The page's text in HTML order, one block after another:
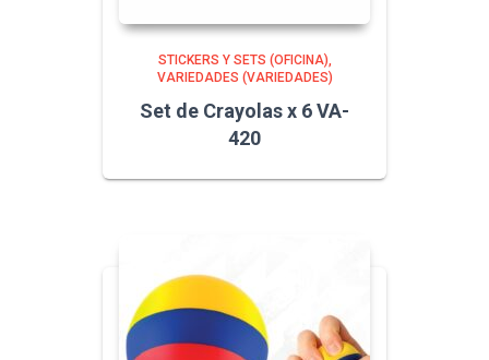
STICKERS Y SETS (OFICINA)
VARIEDADES (VARIEDADES)
Set de Crayolas x 6 VA-
420